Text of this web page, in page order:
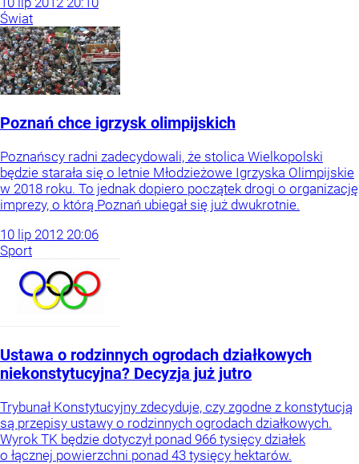
Świat
Poznań chce igrzysk olimpijskich
Poznańscy radni zadecydowali, że stolica Wielkopolski
będzie starała się o letnie Młodzieżowe Igrzyska Olimpijskie
w 2018 roku. To jednak dopiero początek drogi o organizację
imprezy, o którą Poznań ubiegał się już dwukrotnie.
10 lip 2012 20:06
Sport
Ustawa o rodzinnych ogrodach działkowych
niekonstytucyjna? Decyzja już jutro
Trybunał Konstytucyjny zdecyduje, czy zgodne z konstytucją
są przepisy ustawy o rodzinnych ogrodach działkowych.
Wyrok TK będzie dotyczył ponad 966 tysięcy działek
o łącznej powierzchni ponad 43 tysięcy hektarów.